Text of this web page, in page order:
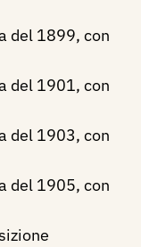
del 1899, con
del 1901, con
del 1903, con
del 1905, con